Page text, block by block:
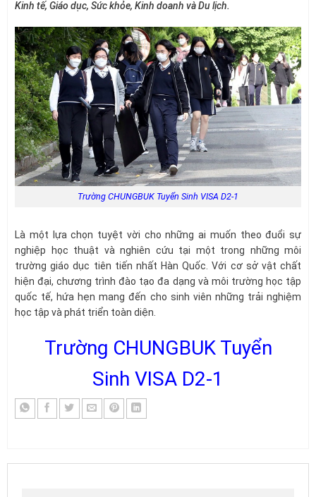
Kinh tế, Giáo dục, Sức khỏe, Kinh doanh và Du lịch.
Trường CHUNGBUK Tuyển Sinh VISA D2-1
Là một lựa chọn tuyệt vời cho những ai muốn theo đuổi sự
nghiệp học thuật và nghiên cứu tại một trong những môi
trường giáo dục tiên tiến nhất Hàn Quốc. Với cơ sở vật chất
hiện đại, chương trình đào tạo đa dạng và môi trường học tập
quốc tế, hứa hẹn mang đến cho sinh viên những trải nghiệm
học tập và phát triển toàn diện.
Trường CHUNGBUK Tuyển
Sinh VISA D2-1